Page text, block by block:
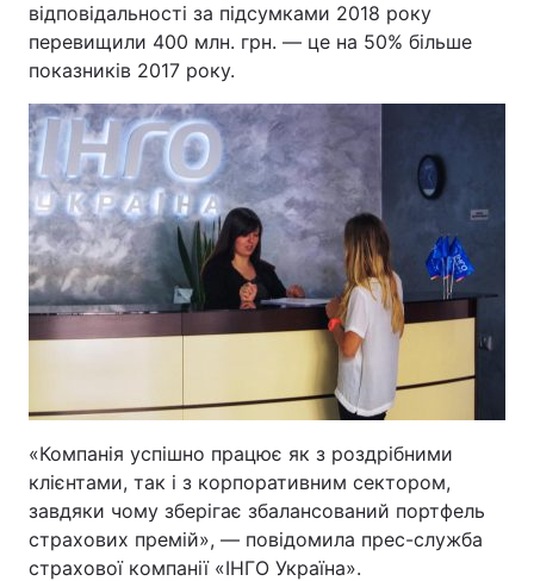
відповідальності за підсумками 2018 року
перевищили 400 млн. грн. — це на 50% більше
показників 2017 року.
«Компанія успішно працює як з роздрібними
клієнтами, так і з корпоративним сектором,
завдяки чому зберігає збалансований портфель
страхових премій», — повідомила прес-служба
страхової компанії «ІНГО Україна».